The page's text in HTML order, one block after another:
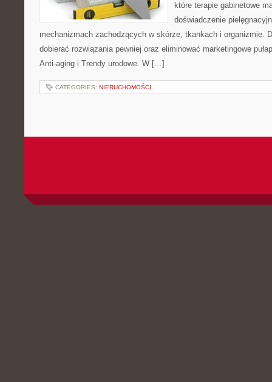
które terapie gabinetowe
doświadczenie
mechanizmach zachodzących w skórze, tkankach i organizmie.
dobierać rozwiązania pewniej oraz eliminować marketingowe
Anti-aging i Trendy urodowe. W […]
CATEGORIES: NIERUCHOMOŚCI